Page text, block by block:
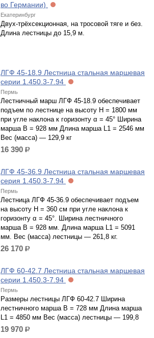
во Германии)
Екатеринбург
Двух-трёхсекционная, на тросовой тяге и без.
Длина лестницы до 15,9 м.
ЛГФ 45-18.9 Лестница стальная маршевая
серии 1.450.3-7.94
Пермь
Лестничный марш ЛГФ 45-18.9 обеспечивает
подъем по лестнице на высоту H = 1800 мм
при угле наклона к горизонту α = 45° Ширина
марша B = 928 мм Длина марша L1 = 2546 мм
Вес (масса) — 129,9 кг
16 390 р.
ЛГФ 45-36.9 Лестница стальная маршевая
серия 1.450.3-7.94
Пермь
Лестница ЛГФ 45-36.9 обеспечивает подъем
на высоту H = 360 см при угле наклона к
горизонту α = 45°. Ширина лестничного
марша B = 928 мм. Длина марша L1 = 5091
мм. Вес (масса) лестницы — 261,8 кг.
26 170 р.
ЛГФ 60-42.7 Лестница стальная маршевая
серии 1.450.3-7.94
Пермь
Размеры лестницы ЛГФ 60-42.7 Ширина
лестничного марша B = 728 мм Длина марша
L1 = 4850 мм Вес (масса) лестницы — 199,8
19 970 р.